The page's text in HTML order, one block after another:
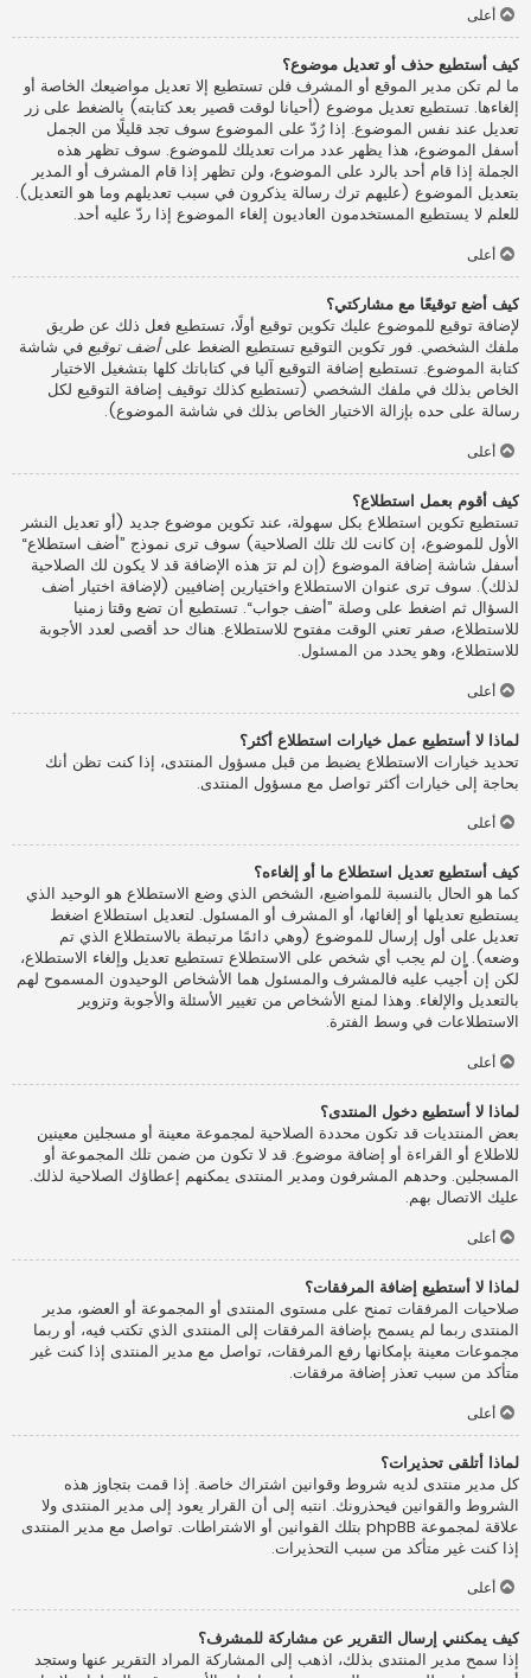
أعلى
كيف أستطيع حذف أو تعديل موضوع؟
ما لم تكن مدير الموقع أو المشرف فلن تستطيع إلا تعديل مواضيعك الخاصة أو
إلغاءها. تستطيع تعديل موضوع (أحيانا لوقت قصير بعد كتابته) بالضغط على زر
تعديل عند نفس الموضوع. إذا رُدّ على الموضوع سوف تجد قليلًا من الجمل
أسفل الموضوع، هذا يظهر عدد مرات تعديلك للموضوع. سوف تظهر هذه
الجملة إذا قام أحد بالرد على الموضوع، ولن تظهر إذا قام المشرف أو المدير
بتعديل الموضوع (عليهم ترك رسالة يذكرون في سبب تعديلهم وما هو التعديل).
للعلم لا يستطيع المستخدمون العاديون إلغاء الموضوع إذا ردّ عليه أحد.
أعلى
كيف أضع توقيعًا مع مشاركتي؟
لإضافة توقيع للموضوع عليك تكوين توقيع أولًا، تستطيع فعل ذلك عن طريق
ملفك الشخصي. فور تكوين التوقيع تستطيع الضغط علىأضف توقيع في شاشة
كتابة الموضوع. تستطيع إضافة التوقيع آليا في كتاباتك كلها بتشغيل الاختيار
الخاص بذلك في ملفك الشخصي (تستطيع كذلك توقيف إضافة التوقيع لكل
رسالة على حده بإزالة الاختيار الخاص بذلك في شاشة الموضوع).
أعلى
كيف أقوم بعمل استطلاع؟
تستطيع تكوين استطلاع بكل سهولة، عند تكوين موضوع جديد (أو تعديل النشر
الأول للموضوع، إن كانت لك تلك الصلاحية) سوف ترى نموذج ”أضف استطلاع“
أسفل شاشة إضافة الموضوع (إن لم ترَ هذه الإضافة قد لا يكون لك الصلاحية
لذلك). سوف ترى عنوان الاستطلاع واختيارين إضافيين (لإضافة اختيار أضف
السؤال ثم اضغط على وصلة ”أضف جواب“. تستطيع أن تضع وقتا زمنيا
للاستطلاع، صفر تعني الوقت مفتوح للاستطلاع. هناك حد أقصى لعدد الأجوبة
للاستطلاع، وهو يحدد من المسئول.
أعلى
لماذا لا أستطيع عمل خيارات استطلاع أكثر؟
تحديد خيارات الاستطلاع يضبط من قبل مسؤول المنتدى، إذا كنت تظن أنك
بحاجة إلى خيارات أكثر تواصل مع مسؤول المنتدى.
أعلى
كيف أستطيع تعديل استطلاع ما أو إلغاءه؟
كما هو الحال بالنسبة للمواضيع، الشخص الذي وضع الاستطلاع هو الوحيد الذي
يستطيع تعديلها أو إلغائها، أو المشرف أو المسئول. لتعديل استطلاع اضغط
تعديل على أول إرسال للموضوع (وهي دائمًا مرتبطة بالاستطلاع الذي تم
وضعه). إن لم يجب أي شخص على الاستطلاع تستطيع تعديل وإلغاء الاستطلاع،
لكن إن أُجيب عليه فالمشرف والمسئول هما الأشخاص الوحيدون المسموح لهم
بالتعديل والإلغاء. وهذا لمنع الأشخاص من تغيير الأسئلة والأجوبة وتزوير
الاستطلاعات في وسط الفترة.
أعلى
لماذا لا أستطيع دخول المنتدى؟
بعض المنتديات قد تكون محددة الصلاحية لمجموعة معينة أو مسجلين معينين
للاطلاع أو القراءة أو إضافة موضوع. قد لا تكون من ضمن تلك المجموعة أو
المسجلين. وحدهم المشرفون ومدير المنتدى يمكنهم إعطاؤك الصلاحية لذلك.
عليك الاتصال بهم.
أعلى
لماذا لا أستطيع إضافة المرفقات؟
صلاحيات المرفقات تمنح على مستوى المنتدى أو المجموعة أو العضو، مدير
المنتدى ربما لم يسمح بإضافة المرفقات إلى المنتدى الذي تكتب فيه، أو ربما
مجموعات معينة بإمكانها رفع المرفقات، تواصل مع مدير المنتدى إذا كنت غير
متأكد من سبب تعذر إضافة مرفقات.
أعلى
لماذا أتلقى تحذيرات؟
كل مدير منتدى لديه شروط وقوانين اشتراك خاصة. إذا قمت بتجاوز هذه
الشروط والقوانين فيحذرونك. انتبه إلى أن القرار يعود إلى مدير المنتدى ولا
علاقة لمجموعة phpBB بتلك القوانين أو الاشتراطات. تواصل مع مدير المنتدى
إذا كنت غير متأكد من سبب التحذيرات.
أعلى
كيف يمكنني إرسال التقرير عن مشاركة للمشرف؟
إذا سمح مدير المنتدى بذلك، اذهب إلى المشاركة المراد التقرير عنها وستجد